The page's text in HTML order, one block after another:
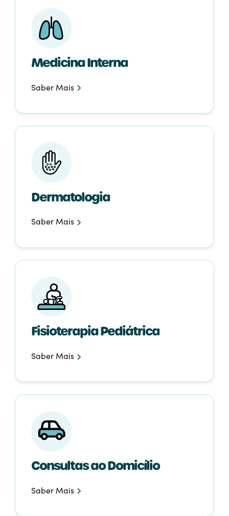
Medicina Interna
Saber Mais
Dermatologia
Saber Mais
Fisioterapia Pediátrica
Saber Mais
Consultas ao Domicílio
Saber Mais